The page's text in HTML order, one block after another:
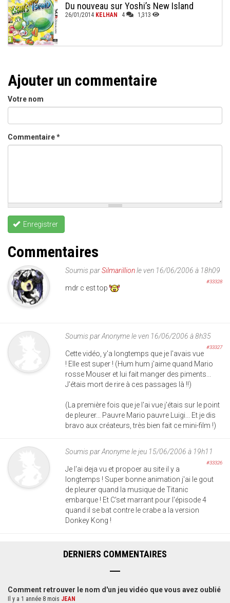
Du nouveau sur Yoshi’s New Island
26/01/2014 KELHAN 4 1,313
Ajouter un commentaire
Votre nom
Commentaire*
Enregistrer
Commentaires
Soumis parSilmarillionle ven 16/06/2006 à 18h09
#33328
mdr c est top
Soumis parAnonymele ven 16/06/2006 à 8h35
#33327
Cette vidéo, y'a longtemps que je l'avais vue
! Elle est super ! (Hum hum j'aime quand Mario
rosse Mouser et lui fait manger des piments...
J'étais mort de rire à ces passages là !!)
(La première fois que je l'ai vue j'étais sur le point
de pleurer... Pauvre Mario pauvre Luigi... Et je dis
bravo aux créateurs, très bien fait ce mini-film !)
Soumis parAnonymele jeu 15/06/2006 à 19h11
#33326
Je l'ai deja vu et propoer au site il y a
longtemps ! Super bonne animation j'ai le gout
de pleurer quand la musique de Titanic
embarque ! Et C'set marrant pour l'épisode 4
quand il se bat contre le crabe a la version
Donkey Kong !
DERNIERS COMMENTAIRES
Comment retrouver le nom d'un jeu vidéo que vous avez oublié
Il y a 1 année 8 mois JEAN